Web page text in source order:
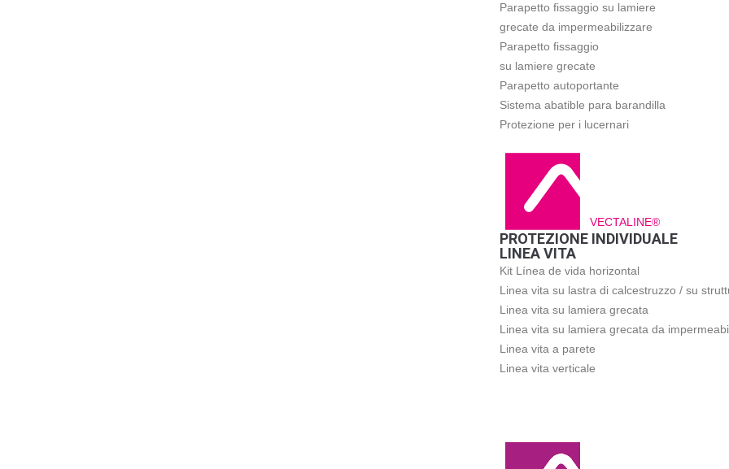
Parapetto fissaggio su lamiere
grecate da impermeabilizzare
Parapetto fissaggio
su lamiere grecate
Parapetto autoportante
Sistema abatible para barandilla
Protezione per i lucernari
VECTALINE®
PROTEZIONE INDIVIDUALE
LINEA VITA
Kit Línea de vida horizontal
Linea vita su lastra di calcestruzzo / su
Linea vita su lamiera grecata
Linea vita su lamiera grecata da
Linea vita a parete
Linea vita verticale